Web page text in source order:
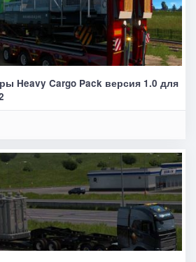
Heavy Cargo Pack версия 1.0 для